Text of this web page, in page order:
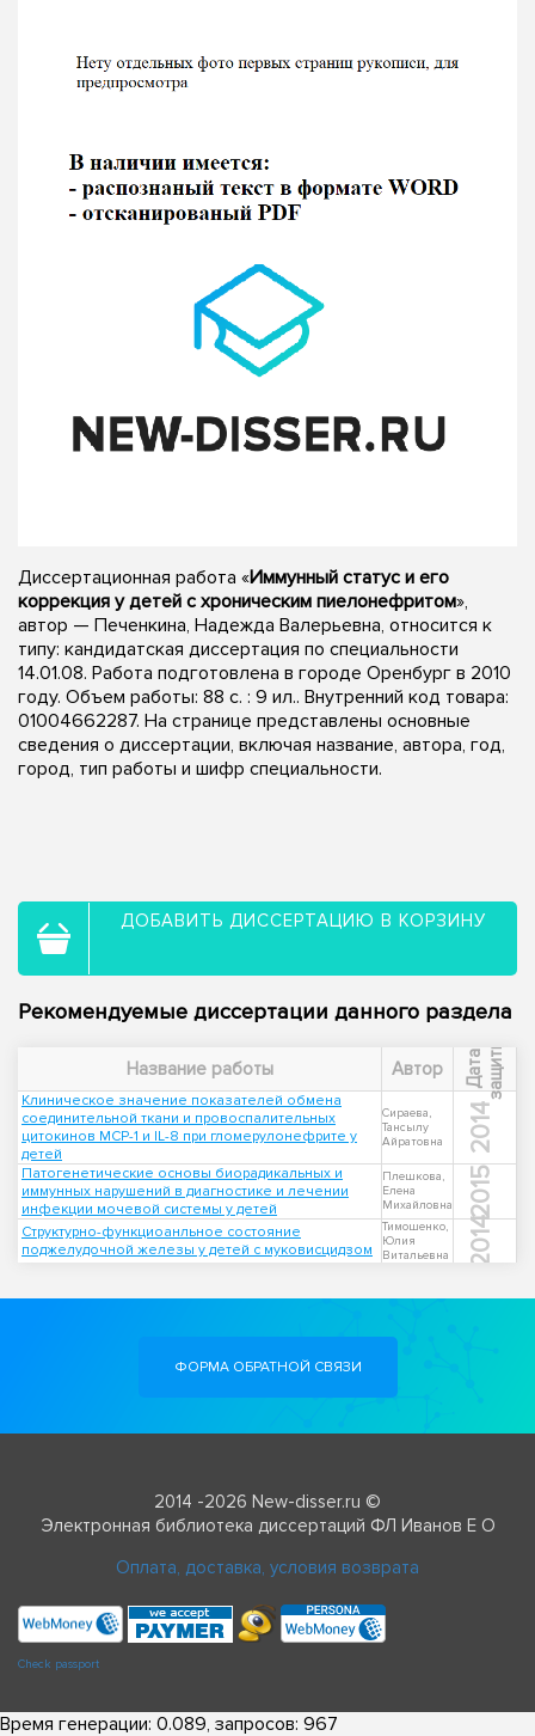
Диссертационная работа «Иммунный статус и его
коррекция у детей с хроническим пиелонефритом»,
автор — Печенкина, Надежда Валерьевна, относится к
типу: кандидатская диссертация по специальности
14.01.08. Работа подготовлена в городе Оренбург в 2010
году. Объем работы: 88 с. : 9 ил.. Внутренний код товара:
01004662287. На странице представлены основные
сведения о диссертации, включая название, автора, год,
город, тип работы и шифр специальности.
ДОБАВИТЬ ДИССЕРТАЦИЮ В КОРЗИНУ
Рекомендуемые диссертации данного раздела
Название работы Автор Д
а
т
а
з
а
щ
и
т ы
Клиническое значение показателей обмена
соединительной ткани и провоспалительных
цитокинов МСР-1 и IL-8 при гломерулонефрите у
детей
Сираева,
Тансылу
Айратовна
2014
Патогенетические основы биорадикальных и
иммунных нарушений в диагностике и лечении
инфекции мочевой системы у детей
Плешкова,
Елена
Михайловна
2015
Структурно-функциоанльное состояние
поджелудочной железы у детей с муковисцидзом
Тимошенко,
Юлия
Витальевна
2014
ФОРМА ОБРАТНОЙ СВЯЗИ
2014 -2026 New-disser.ru ©
Электронная библиотека диссертаций ФЛ Иванов Е О
Оплата, доставка, условия возврата
Check passport
Время генерации: 0.089, запросов: 967